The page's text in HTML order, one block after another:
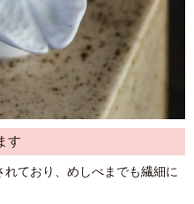
す
ており、めしべまでも繊細に